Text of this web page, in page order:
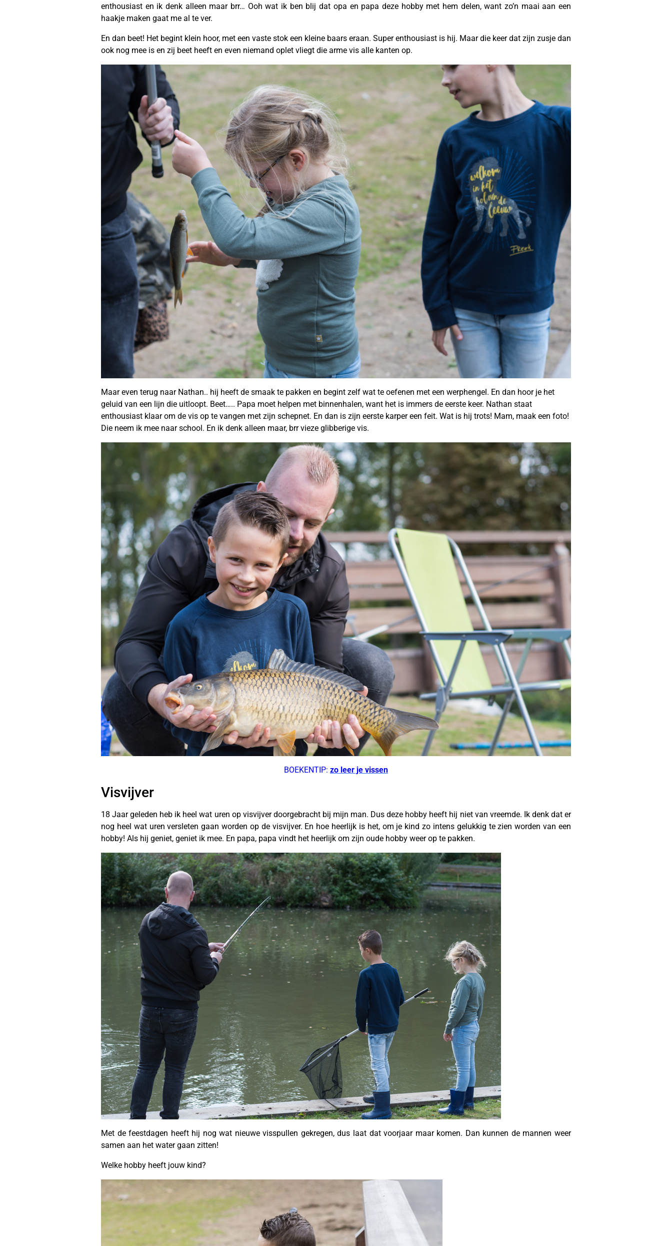
enthousiast en ik denk alleen maar brr… Ooh wat ik ben blij dat opa en papa deze hobby met hem delen, want zo’n maai aan een
haakje maken gaat me al te ver.
En dan beet! Het begint klein hoor, met een vaste stok een kleine baars eraan. Super enthousiast is hij. Maar die keer dat zijn zusje dan
ook nog mee is en zij beet heeft en even niemand oplet vliegt die arme vis alle kanten op.
Maar even terug naar Nathan.. hij heeft de smaak te pakken en begint zelf wat te oefenen met een werphengel. En dan hoor je het
geluid van een lijn die uitloopt. Beet….. Papa moet helpen met binnenhalen, want het is immers de eerste keer. Nathan staat
enthousiast klaar om de vis op te vangen met zijn schepnet. En dan is zijn eerste karper een feit. Wat is hij trots! Mam, maak een foto!
Die neem ik mee naar school. En ik denk alleen maar, brr vieze glibberige vis.
BOEKENTIP: zo leer je vissen
Visvijver
18 Jaar geleden heb ik heel wat uren op visvijver doorgebracht bij mijn man. Dus deze hobby heeft hij niet van vreemde. Ik denk dat er
nog heel wat uren versleten gaan worden op de visvijver. En hoe heerlijk is het, om je kind zo intens gelukkig te zien worden van een
hobby! Als hij geniet, geniet ik mee. En papa, papa vindt het heerlijk om zijn oude hobby weer op te pakken.
Met de feestdagen heeft hij nog wat nieuwe visspullen gekregen, dus laat dat voorjaar maar komen. Dan kunnen de mannen weer
samen aan het water gaan zitten!
Welke hobby heeft jouw kind?